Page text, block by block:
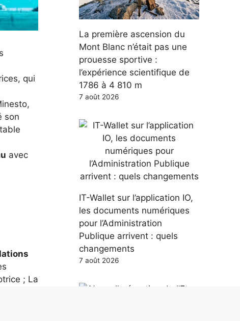
qui
son
avec
; La
La première ascension du
Mont Blanc n’était pas une
prouesse sportive :
l’expérience scientifique de
1786 à 4 810 m
7 août 2026
IT-Wallet sur l’application IO,
les documents numériques
pour l’Administration
Publique arrivent : quels
changements
7 août 2026